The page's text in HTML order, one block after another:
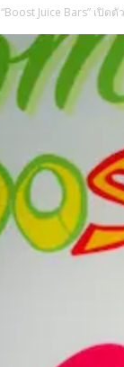
“Boost Juice Bars” เปิด